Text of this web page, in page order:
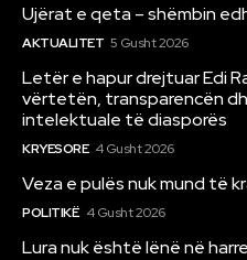
Ujërat e qeta – shëmbin
AKTUALITET 5 Gusht 2026
Letër e hapur drejtuar Edi
vërtetën, transparencën
intelektuale të diasporës
KRYESORE 4 Gusht 2026
Veza e pulës nuk mund të
POLITIKË 4 Gusht 2026
Lura nuk është lënë në